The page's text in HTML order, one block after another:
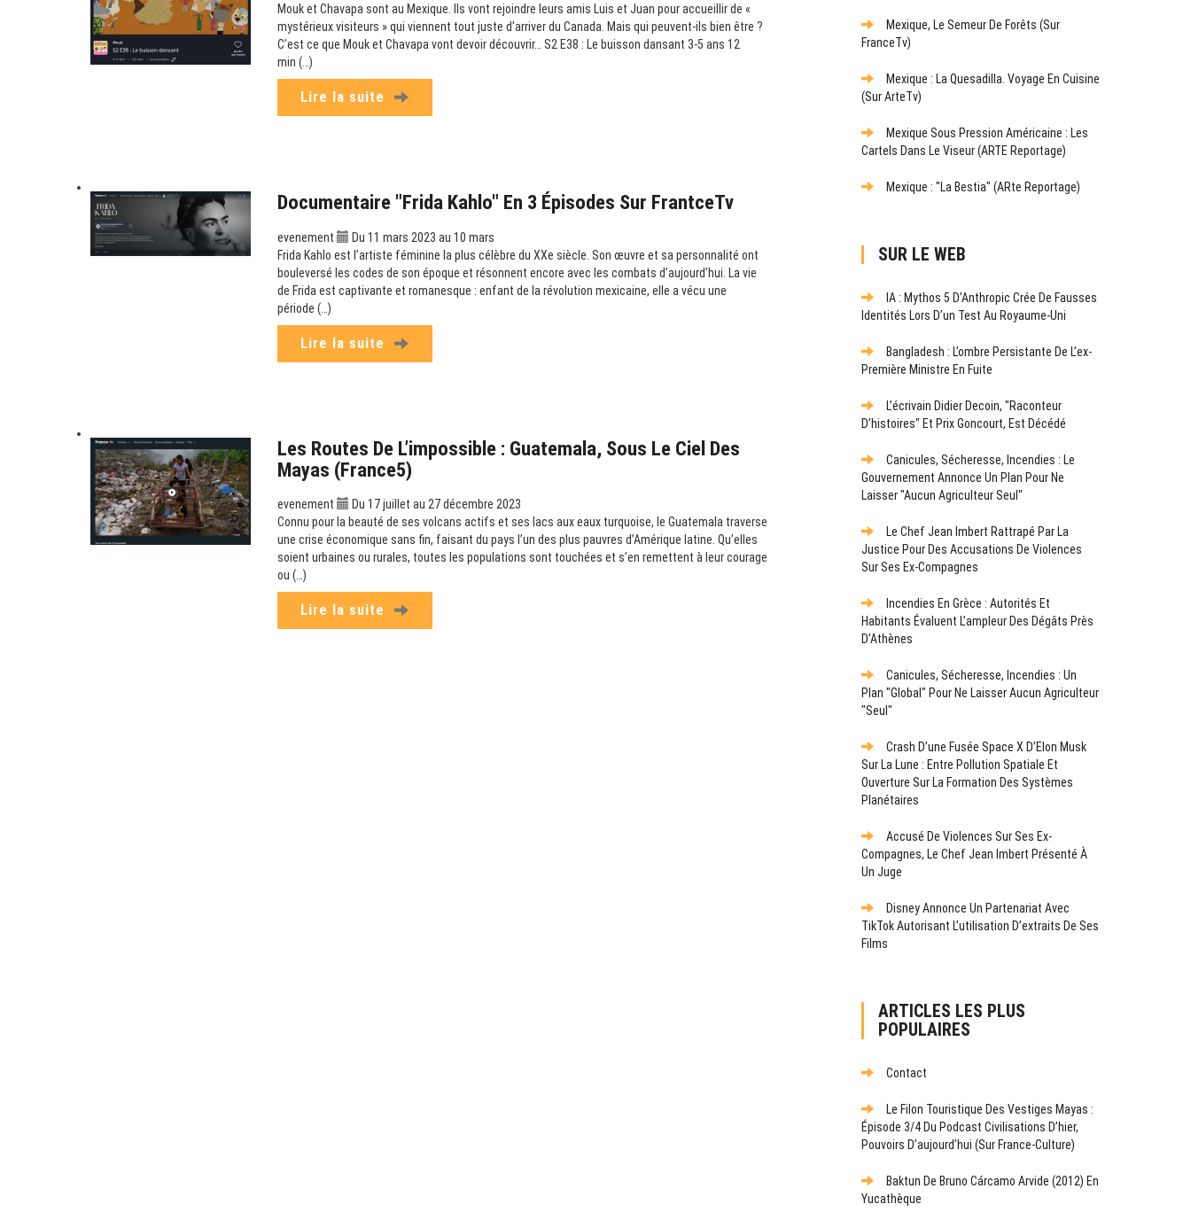
Mouk et Chavapa sont au Mexique. Ils vont rejoindre leurs amis Luis et Juan pour accueillir de «
mystérieux visiteurs » qui viennent tout juste d’arriver du Canada. Mais qui peuvent-ils bien être ?
C’est ce que Mouk et Chavapa vont devoir découvrir… S2 E38 : Le buisson dansant 3-5 ans 12
min (…)
Lire la suite
Documentaire "Frida Kahlo" En 3 Épisodes Sur FrantceTv
evenement
Du 11 mars 2023 au 10 mars
Frida Kahlo est l’artiste féminine la plus célèbre du XXe siècle. Son œuvre et sa personnalité ont
bouleversé les codes de son époque et résonnent encore avec les combats d’aujourd’hui. La vie
de Frida est captivante et romanesque : enfant de la révolution mexicaine, elle a vécu une
période (…)
Lire la suite
Les Routes De L’impossible : Guatemala, Sous Le Ciel Des
Mayas (France5)
evenement
Du 17 juillet au 27 décembre 2023
Connu pour la beauté de ses volcans actifs et ses lacs aux eaux turquoise, le Guatemala traverse
une crise économique sans fin, faisant du pays l’un des plus pauvres d’Amérique latine. Qu’elles
soient urbaines ou rurales, toutes les populations sont touchées et s’en remettent à leur courage
ou (…)
Lire la suite
Mexique, Le Semeur De Forêts (sur
FranceTv)
Mexique : La Quesadilla. Voyage En Cuisine
(sur ArteTv)
Mexique Sous Pression Américaine : Les
Cartels Dans Le Viseur (ARTE Reportage)
Mexique : "La Bestia" (ARte Reportage)
SUR LE WEB
IA : Mythos 5 D’Anthropic Crée De Fausses
Identités Lors D’un Test Au Royaume-Uni
Bangladesh : L’ombre Persistante De L’ex-
Première Ministre En Fuite
L’écrivain Didier Decoin, "raconteur
D’histoires" Et Prix Goncourt, Est Décédé
Canicules, Sécheresse, Incendies : Le
Gouvernement Annonce Un Plan Pour Ne
Laisser "aucun Agriculteur Seul"
Le Chef Jean Imbert Rattrapé Par La
Justice Pour Des Accusations De Violences
Sur Ses Ex-Compagnes
Incendies En Grèce : Autorités Et
Habitants Évaluent L’ampleur Des Dégâts Près
D’Athènes
Canicules, Sécheresse, Incendies : Un
Plan "global" Pour Ne Laisser Aucun Agriculteur
"seul"
Crash D’une Fusée Space X D’Elon Musk
Sur La Lune : Entre Pollution Spatiale Et
Ouverture Sur La Formation Des Systèmes
Planétaires
Accusé De Violences Sur Ses Ex-
Compagnes, Le Chef Jean Imbert Présenté À
Un Juge
Disney Annonce Un Partenariat Avec
TikTok Autorisant L’utilisation D’extraits De Ses
Films
ARTICLES LES PLUS
POPULAIRES
Contact
Le Filon Touristique Des Vestiges Mayas :
Épisode 3/4 Du Podcast Civilisations D’hier,
Pouvoirs D’aujourd’hui (sur France-Culture)
Baktun De Bruno Cárcamo Arvide (2012) En
Yucathèque